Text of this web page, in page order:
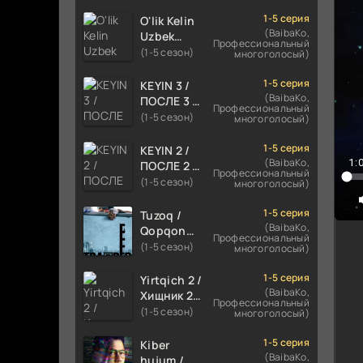
HIND KINO
2024
TARJIMA
Skachat
O'lik Kelin
Uzbek
tilida 2023
Tarjima
kino
skachat
(1-5 сезон)
1-5 серия
(BaibaKo,
Профессиональный
многоголосый)
KEYIN 3 /
ПОСЛЕ 3 /
AFTER 3
FILM
UZBEK
TILIDA
TARJIMA
FILM HD
(1-5 сезон)
1-5 серия
(BaibaKo,
Профессиональный
многоголосый)
KEYIN 2 /
ПОСЛЕ 2 /
AFTER 2
FILM
UZBEK
TILIDA
TARJIMA
FILM HD
(1-5 сезон)
1-5 серия
(BaibaKo,
Профессиональный
многоголосый)
Tuzoq /
Qopqon
Hind
2016 Uzbek
tilida
tarjima film
(1-5 сезон)
1-5 серия
(BaibaKo,
Профессиональный
многоголосый)
Yirtqich 2 /
Хищник 2
Xishnik
tilida 2018-
2024
(1-5 сезон)
1-5 серия
(BaibaKo,
Профессиональный
многоголосый)
Kiber
1-5 серия
(BaibaKo,